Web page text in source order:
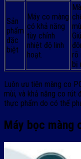
Sản
phẩm
đặc
biệt
Máy co màng
có khả năng
tùy chỉnh
nhiệt độ linh
hoạt.
rõ
bị
Luôn ưu tiên màng co
mùi, và khả năng co rút
thực phẩm do có thể
Máy bọc màng